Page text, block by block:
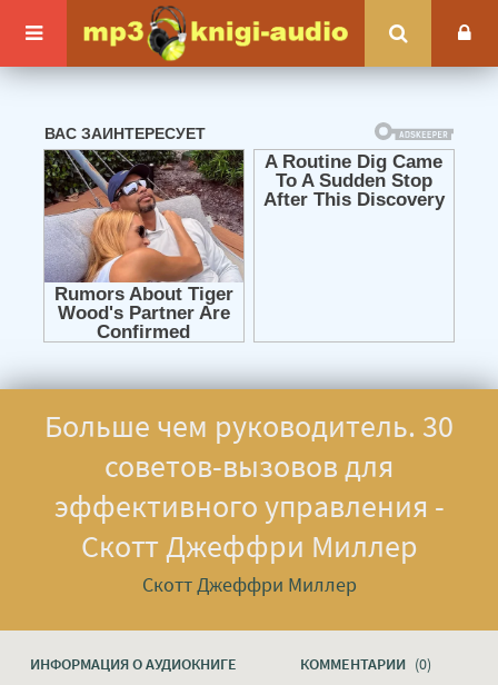
Больше чем руководитель. 30
советов-вызовов для
эффективного управления -
Скотт Джеффри Миллер
Скотт Джеффри Миллер
ИНФОРМАЦИЯ О АУДИОКНИГЕ КОММЕНТАРИИ (0)